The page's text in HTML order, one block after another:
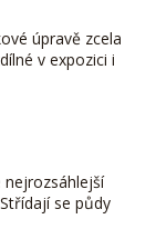
úpravě zcela
v expozici i
nejrozsáhlejší
se půdy